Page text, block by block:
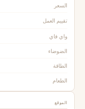
السعر
تقييم العمل
واي فاي
الضوضاء
الطاقة
الطعام
الموقع